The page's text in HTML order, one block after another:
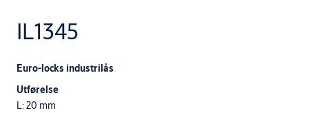
IL1345
Euro-locks industrilås
Utførelse
L: 20 mm